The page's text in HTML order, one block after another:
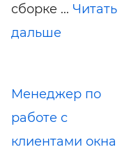
сборке ... Читать
дальше
Менеджер по
работе с
клиентами окна